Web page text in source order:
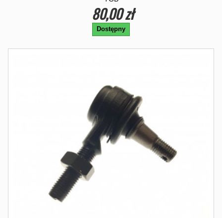
80,00 zł
Dostępny